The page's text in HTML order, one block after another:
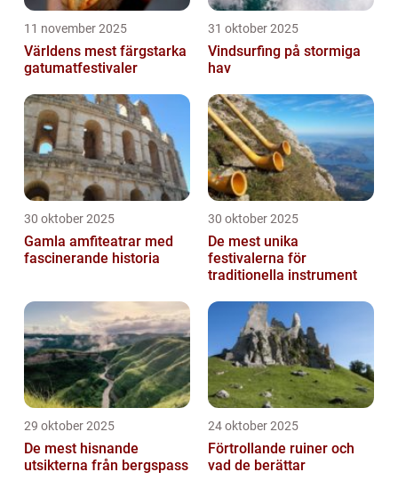
11 november 2025
Världens mest färgstarka
gatumatfestivaler
31 oktober 2025
Vindsurfing på stormiga
hav
30 oktober 2025
Gamla amfiteatrar med
fascinerande historia
30 oktober 2025
De mest unika
festivalerna för
traditionella instrument
29 oktober 2025
De mest hisnande
utsikterna från bergspass
24 oktober 2025
Förtrollande ruiner och
vad de berättar